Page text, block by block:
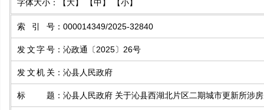
字体大小： 【大】 【中】 【小】
索引号 ： 000014349/2025-32840
发文字号 ： 沁政通〔2025〕26号
发文机关 ： 沁县人民政府
标题 ： 沁县人民政府 关于沁县西湖北片区二期城市更新所涉